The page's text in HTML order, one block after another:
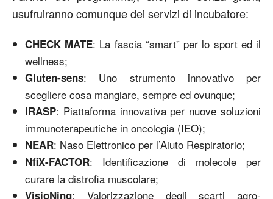
usufruiranno comunque dei servizi di incubatore:
CHECK MATE: La fascia “smart” per lo sport ed il
wellness;
Gluten-sens: Uno strumento innovativo per
scegliere cosa mangiare, sempre ed ovunque;
iRASP: Piattaforma innovativa per nuove soluzioni
immunoterapeutiche in oncologia (IEO);
NEAR: Naso Elettronico per l’Aiuto Respiratorio;
NfiX-FACTOR: Identificazione di molecole per
curare la distrofia muscolare;
VisioNing: Valorizzazione degli scarti agro-